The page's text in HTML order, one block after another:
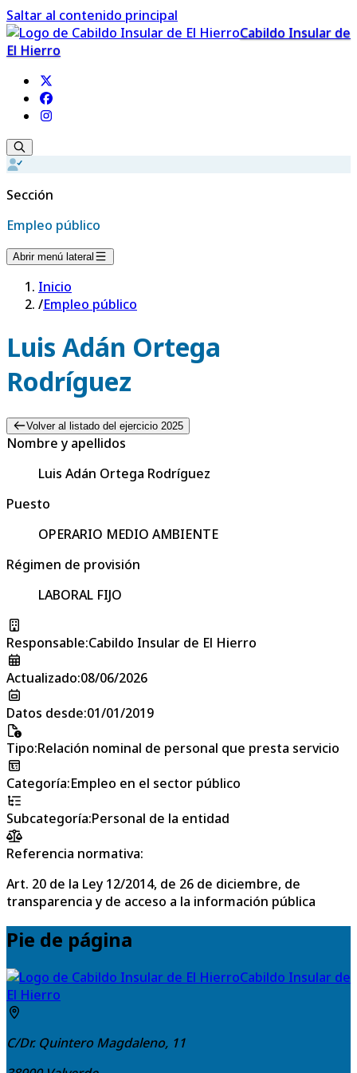
Saltar al contenido principal
Cabildo Insular de
El Hierro
Sección
Empleo público
Abrir menú lateral
Inicio
/Empleo público
Luis Adán Ortega
Rodríguez
Volver al listado del ejercicio 2025
Nombre y apellidos
Luis Adán Ortega Rodríguez
Puesto
OPERARIO MEDIO AMBIENTE
Régimen de provisión
LABORAL FIJO
Responsable:Cabildo Insular de El Hierro
Actualizado:08/06/2026
Datos desde:01/01/2019
Tipo:Relación nominal de personal que presta servicio
Categoría:Empleo en el sector público
Subcategoría:Personal de la entidad
Referencia normativa:
Art. 20 de la Ley 12/2014, de 26 de diciembre, de
transparencia y de acceso a la información pública
Pie de página
Cabildo Insular de
El Hierro
C/Dr. Quintero Magdaleno, 11